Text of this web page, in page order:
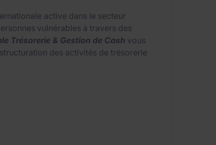
active dans le secteur
vulnérables à travers des
Trésorerie & Gestion de Cash vous
des activités de trésorerie